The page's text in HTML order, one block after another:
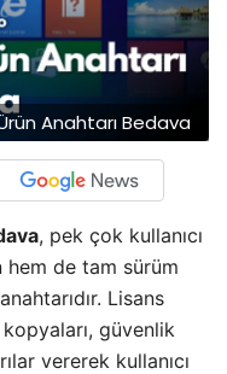
Anahtarı Bedava
, pek çok kullanıcı
hem de tam sürüm
Lisans
kopyaları, güvenlik
vererek kullanıcı